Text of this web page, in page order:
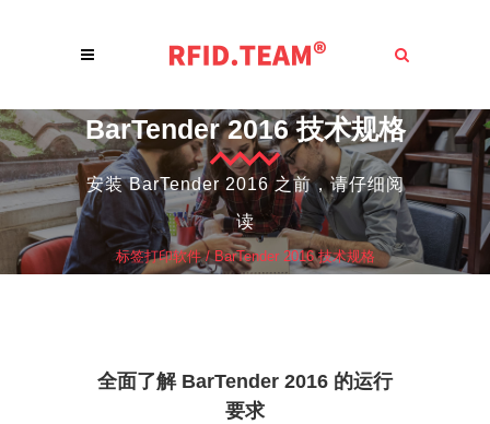
BarTender 2016 技术规格
安装 BarTender 2016 之前，请仔细阅
读
标签打印软件/BarTender 2016 技术规格
全面了解 BarTender 2016 的运行
要求